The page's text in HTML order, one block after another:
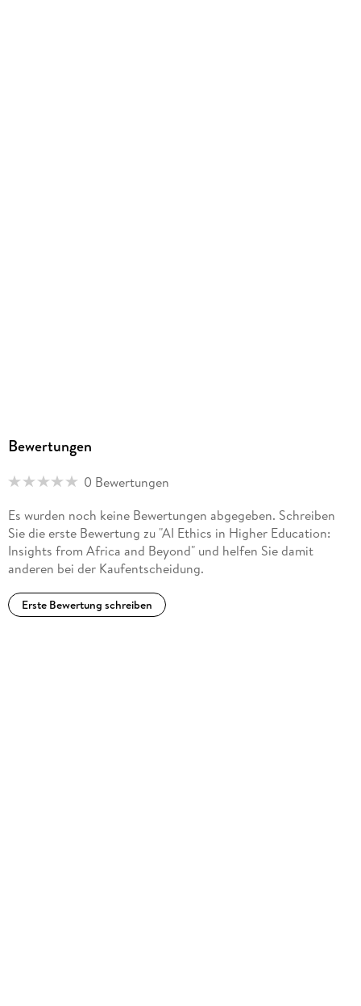
Bewertungen
0 Bewertungen
Es wurden noch keine Bewertungen abgegeben. Schreiben
Sie die erste Bewertung zu "AI Ethics in Higher Education:
Insights from Africa and Beyond" und helfen Sie damit
anderen bei der Kaufentscheidung.
Erste Bewertung schreiben